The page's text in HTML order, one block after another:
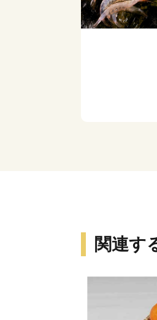
関連す